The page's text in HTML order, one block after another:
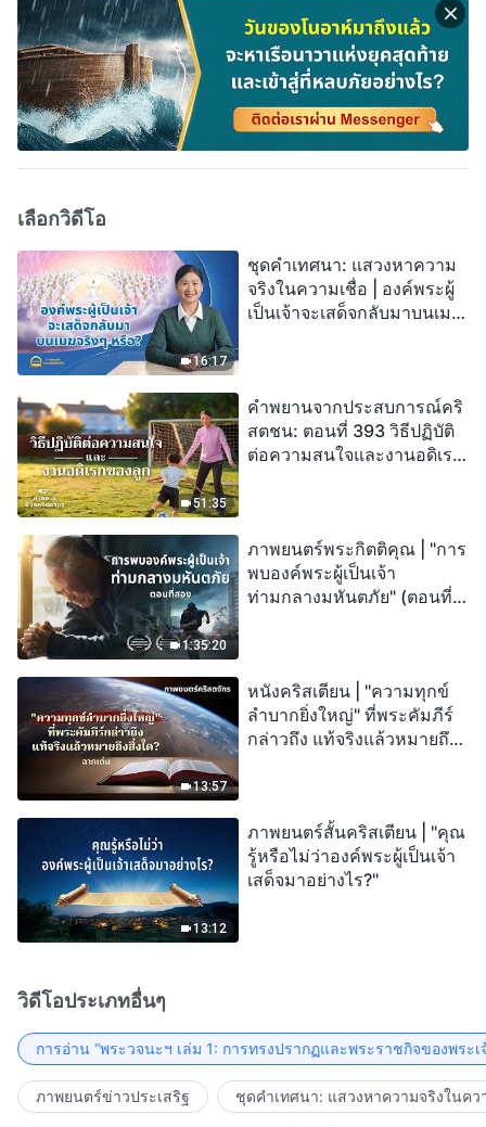
เลือกวิดีโอ
16:17
ชุดคำเทศนา: แสวงหาความ
จริงในความเชื่อ | องค์พระผู้
เป็นเจ้าจะเสด็จกลับมาบนเมฆ
51:35
คำพยานจากประสบการณ์คริ
สตชน: ตอนที่ 393 วิธีปฏิบัติ
ต่อความสนใจและงานอดิเรก
1:35:20
ภาพยนตร์พระกิตติคุณ | "การ
พบองค์พระผู้เป็นเจ้า
ท่ามกลางมหันตภัย" (ตอนที่
13:57
หนังคริสเตียน | "ความทุกข์
ลำบากยิ่งใหญ่" ที่พระคัมภีร์
กล่าวถึง แท้จริงแล้วหมายถึง
13:12
ภาพยนตร์สั้นคริสเตียน | "คุณ
รู้หรือไม่ว่าองค์พระผู้เป็นเจ้า
เสด็จมาอย่างไร?"
วิดีโอประเภทอื่นๆ
การอ่าน “พระวจนะฯ เล่ม 1: การทรงปรากฏและพระราชกิจของพระเ
ภาพยนตร์ข่าวประเสริฐ ชุดคำเทศนา: แสวงหาความจริงในคว